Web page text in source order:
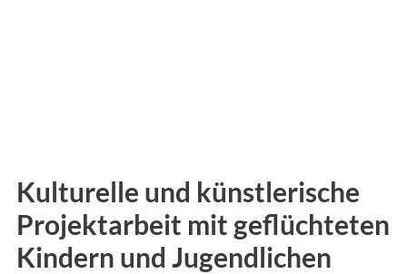
Kulturelle und künstlerische
Projektarbeit mit geflüchteten
Kindern und Jugendlichen